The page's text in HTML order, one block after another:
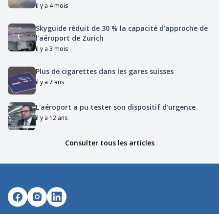
il y a 4 mois
Skyguide réduit de 30 % la capacité d'approche de
l'aéroport de Zurich
il y a 3 mois
Plus de cigarettes dans les gares suisses
il y a 7 ans
L'aéroport a pu tester son dispositif d'urgence
il y a 12 ans
Consulter tous les articles